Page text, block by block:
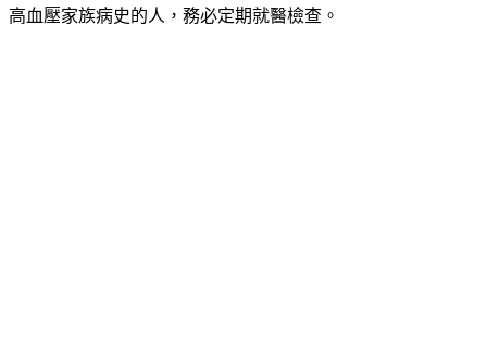
高血壓家族病史的人，務必定期就醫檢查。